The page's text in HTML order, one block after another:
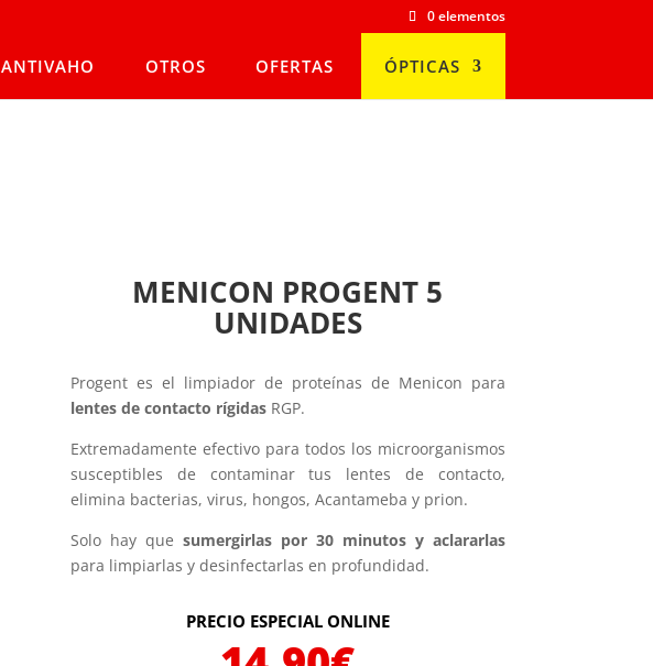
0 elementos
ANTIVAHO OTROS OFERTAS ÓPTICAS
MENICON PROGENT 5
UNIDADES
Progent es el limpiador de proteínas de Menicon para
lentes de contacto rígidasRGP.
Extremadamente efectivo para todos los microorganismos
susceptibles de contaminar tus lentes de contacto,
elimina bacterias, virus, hongos, Acantameba y prion.
Solo hay que sumergirlas por 30 minutos y aclararlas
para limpiarlas y desinfectarlas en profundidad.
PRECIO ESPECIAL ONLINE